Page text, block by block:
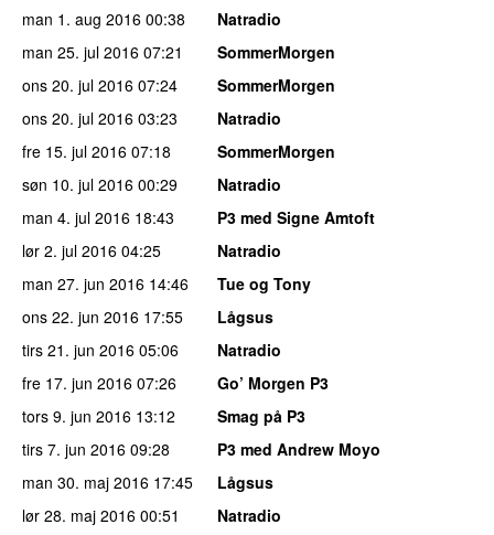
man 1. aug 2016 00:38
Natradio
man 25. jul 2016 07:21
SommerMorgen
ons 20. jul 2016 07:24
SommerMorgen
ons 20. jul 2016 03:23
Natradio
fre 15. jul 2016 07:18
SommerMorgen
søn 10. jul 2016 00:29
Natradio
man 4. jul 2016 18:43
P3 med Signe Amtoft
lør 2. jul 2016 04:25
Natradio
man 27. jun 2016 14:46
Tue og Tony
ons 22. jun 2016 17:55
Lågsus
tirs 21. jun 2016 05:06
Natradio
fre 17. jun 2016 07:26
Go’ Morgen P3
tors 9. jun 2016 13:12
Smag på P3
tirs 7. jun 2016 09:28
P3 med Andrew Moyo
man 30. maj 2016 17:45
Lågsus
lør 28. maj 2016 00:51
Natradio